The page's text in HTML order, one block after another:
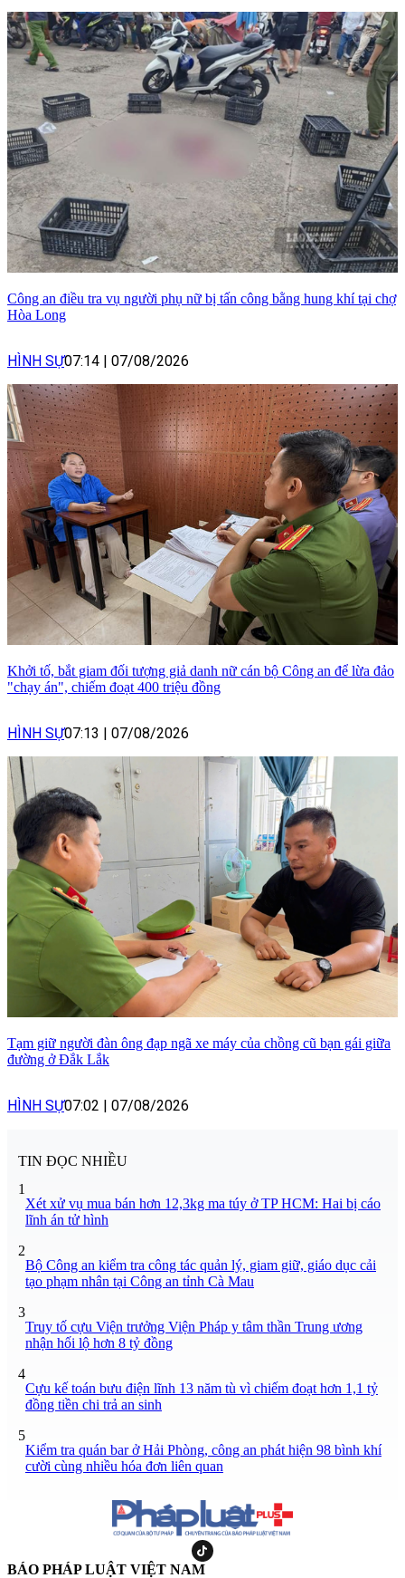
Công an điều tra vụ người phụ nữ bị tấn công bằng hung khí tại chợ
Hòa Long
HÌNH SỰ07:14 07/08/2026
Khởi tố, bắt giam đối tượng giả danh nữ cán bộ Công an để lừa đảo
"chạy án", chiếm đoạt 400 triệu đồng
HÌNH SỰ07:13 07/08/2026
Tạm giữ người đàn ông đạp ngã xe máy của chồng cũ bạn gái giữa
đường ở Đắk Lắk
HÌNH SỰ07:02 07/08/2026
TIN ĐỌC NHIỀU
1
Xét xử vụ mua bán hơn 12,3kg ma túy ở TP HCM: Hai bị cáo
lĩnh án tử hình
2
Bộ Công an kiểm tra công tác quản lý, giam giữ, giáo dục cải
tạo phạm nhân tại Công an tỉnh Cà Mau
3
Truy tố cựu Viện trưởng Viện Pháp y tâm thần Trung ương
nhận hối lộ hơn 8 tỷ đồng
4
Cựu kế toán bưu điện lĩnh 13 năm tù vì chiếm đoạt hơn 1,1 tỷ
đồng tiền chi trả an sinh
5
Kiểm tra quán bar ở Hải Phòng, công an phát hiện 98 bình khí
cười cùng nhiều hóa đơn liên quan
BÁO PHÁP LUẬT VIỆT NAM